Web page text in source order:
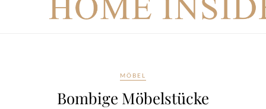
MÖBEL
Bombige Möbelstücke